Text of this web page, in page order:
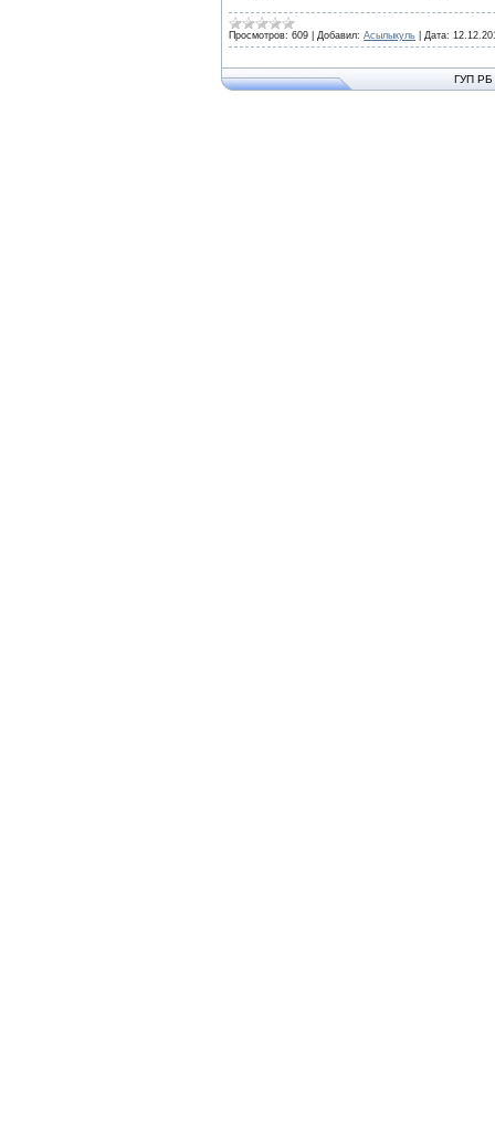
Просмотров: 609 Добавил: Асылыкуль Дата:
ГУП РБ